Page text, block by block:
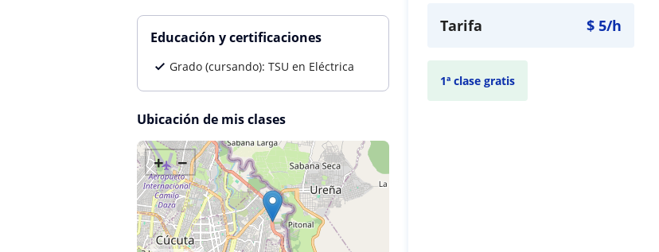
Educación y certificaciones
Grado (cursando): TSU en Eléctrica
Ubicación de mis clases
+ −
Tarifa $5/h
1ª clase gratis